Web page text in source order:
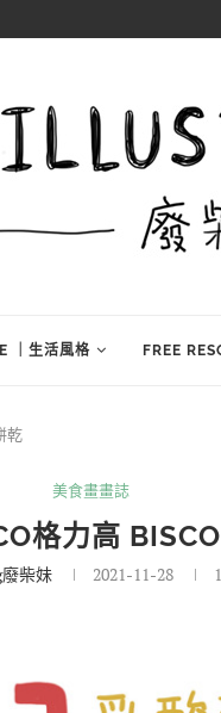
｜生活風格 FREE
乾
美食畫畫誌
格力高
柴妹 2021-11-28